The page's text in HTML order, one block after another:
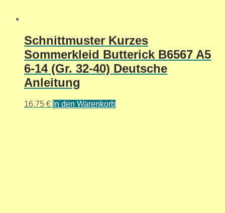
Schnittmuster Kurzes
Sommerkleid Butterick B6567 A5
6-14 (Gr. 32-40) Deutsche
Anleitung
16,75 € In den Warenkorb